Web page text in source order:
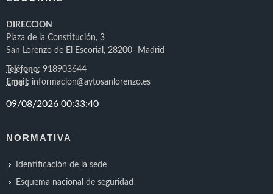
DIRECCION
Plaza de la Constitución, 3
San Lorenzo de El Escorial, 28200- Madrid
Teléfono: 918903644
Email: informacion@aytosanlorenzo.es
NORMATIVA
Identificación de la sede
Esquema nacional de seguridad